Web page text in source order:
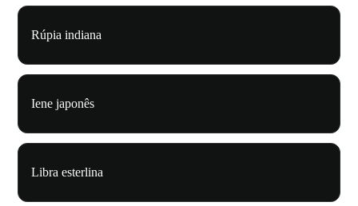
Rúpia indiana
Iene japonês
Libra esterlina